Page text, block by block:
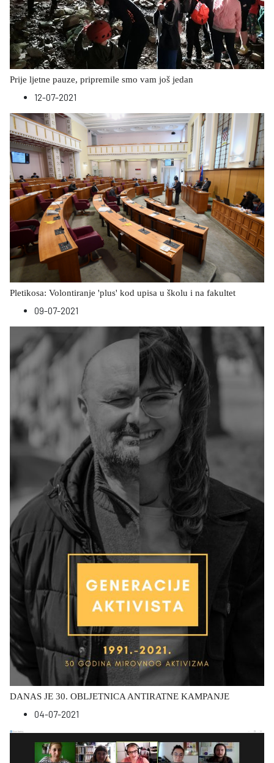
Prije ljetne pauze, pripremile smo vam još jedan
12-07-2021
Pletikosa: Volontiranje 'plus' kod upisa u školu i na fakultet
09-07-2021
DANAS JE 30. OBLJETNICA ANTIRATNE KAMPANJE
04-07-2021